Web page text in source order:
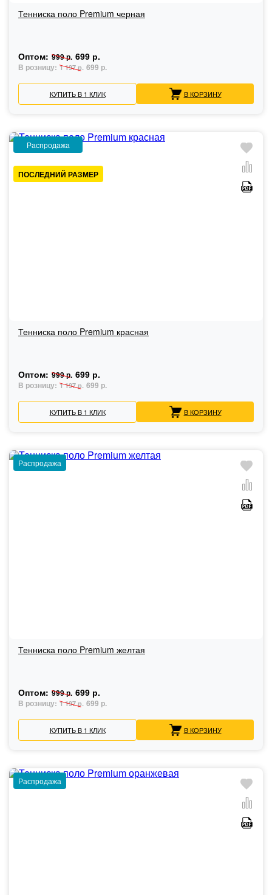
Тенниска поло Premium черная
Оптом: 999 р. 699 р.
В розницу: 1 197 р. 699 р.
КУПИТЬ В 1 КЛИК В КОРЗИНУ
Распродажа
ПОСЛЕДНИЙ РАЗМЕР
Тенниска поло Premium красная
Оптом: 999 р. 699 р.
В розницу: 1 197 р. 699 р.
КУПИТЬ В 1 КЛИК В КОРЗИНУ
Распродажа
Тенниска поло Premium желтая
Оптом: 999 р. 699 р.
В розницу: 1 197 р. 699 р.
КУПИТЬ В 1 КЛИК В КОРЗИНУ
Распродажа